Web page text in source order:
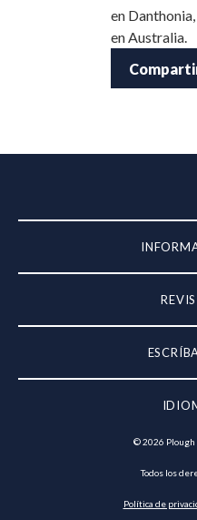
en
en Australia.
©2026
Todos los
Política de